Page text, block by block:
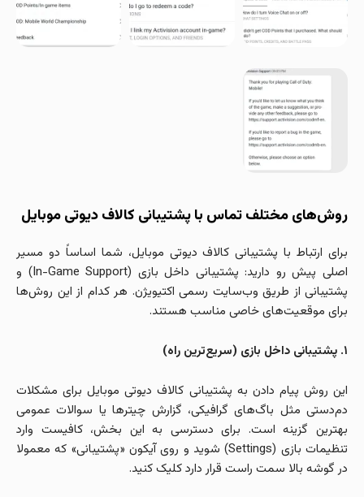
روش‌های مختلف تماس با پشتیبانی کالاف دیوتی موبایل
برای ارتباط با پشتیبانی کالاف دیوتی موبایل، شما اساساً دو مسیر
اصلی پیش رو دارید: پشتیبانی داخل بازی (In-Game Support) و
پشتیبانی از طریق وب‌سایت رسمی اکتیویژن. هر کدام از این روش‌ها
برای موقعیت‌های خاصی مناسب هستند.
۱. پشتیبانی داخل بازی (سریع‌ترین راه)
این روش پیام دادن به پشتیبانی کالاف دیوتی موبایل برای مشکلات
دم‌دستی مثل باگ‌های گرافیکی، گزارش چیترها یا سوالات عمومی
بهترین گزینه است. برای دسترسی به این بخش، کافیست وارد
تنظیمات بازی (Settings) شوید و روی آیکون «پشتیبانی» که معمولا
در گوشه بالا سمت راست قرار دارد کلیک کنید.